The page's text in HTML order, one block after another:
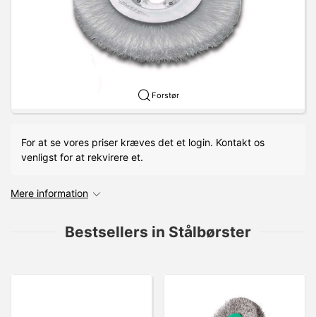
Forstør
For at se vores priser kræves det et login. Kontakt os
venligst for at rekvirere et.
Mere information
Bestsellers in Stålbørster